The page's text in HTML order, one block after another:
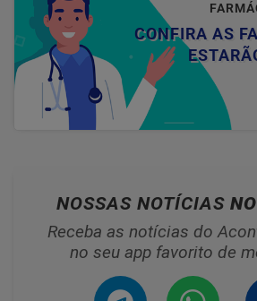
CONFIRA AS
NOSSAS NOTÍCIAS
Receba as notícias do
no seu app favorito de